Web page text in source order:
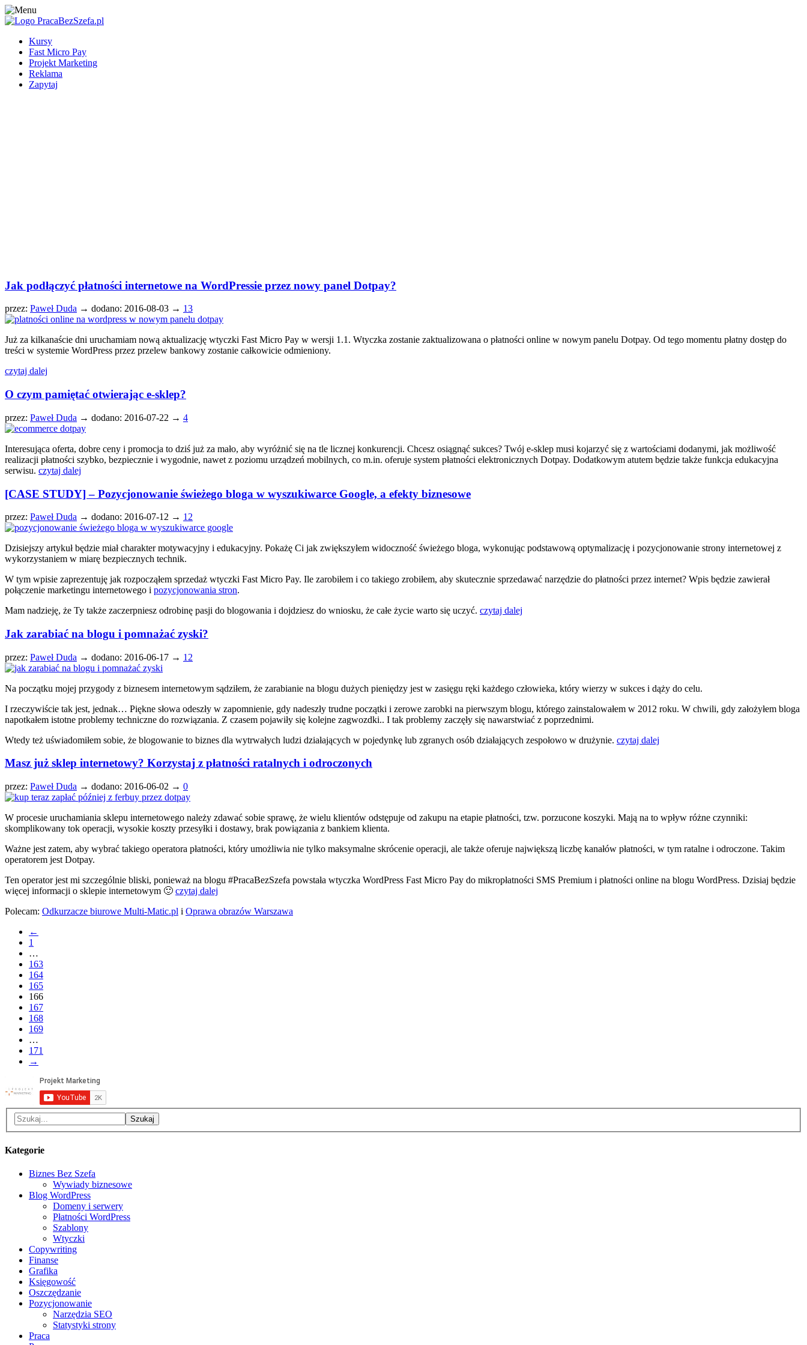
Kursy
Fast Micro Pay
Projekt Marketing
Reklama
Zapytaj
Jak podłączyć płatności internetowe na WordPressie przez nowy panel Dotpay?
przez: Paweł Duda → dodano: 2016-08-03 → 13
Już za kilkanaście dni uruchamiam nową aktualizację wtyczki Fast Micro Pay w wersji 1.1. Wtyczka zostanie zaktualizowana o płatności online w nowym panelu Dotpay. Od tego momentu płatny dostęp do
treści w systemie WordPress przez przelew bankowy zostanie całkowicie odmieniony.
czytaj dalej
O czym pamiętać otwierając e-sklep?
przez: Paweł Duda → dodano: 2016-07-22 → 4
Interesująca oferta, dobre ceny i promocja to dziś już za mało, aby wyróżnić się na tle licznej konkurencji. Chcesz osiągnąć sukces? Twój e-sklep musi kojarzyć się z wartościami dodanymi, jak możliwość
realizacji płatności szybko, bezpiecznie i wygodnie, nawet z poziomu urządzeń mobilnych, co m.in. oferuje system płatności elektronicznych Dotpay. Dodatkowym atutem będzie także funkcja edukacyjna
serwisu. czytaj dalej
[CASE STUDY] – Pozycjonowanie świeżego bloga w wyszukiwarce Google, a efekty biznesowe
przez: Paweł Duda → dodano: 2016-07-12 → 12
Dzisiejszy artykuł będzie miał charakter motywacyjny i edukacyjny. Pokażę Ci jak zwiększyłem widoczność świeżego bloga, wykonując podstawową optymalizację i pozycjonowanie strony internetowej z
wykorzystaniem w miarę bezpiecznych technik.
W tym wpisie zaprezentuję jak rozpocząłem sprzedaż wtyczki Fast Micro Pay. Ile zarobiłem i co takiego zrobiłem, aby skutecznie sprzedawać narzędzie do płatności przez internet? Wpis będzie zawierał
połączenie marketingu internetowego i pozycjonowania stron.
Mam nadzieję, że Ty także zaczerpniesz odrobinę pasji do blogowania i dojdziesz do wniosku, że całe życie warto się uczyć. czytaj dalej
Jak zarabiać na blogu i pomnażać zyski?
przez: Paweł Duda → dodano: 2016-06-17 → 12
Na początku mojej przygody z biznesem internetowym sądziłem, że zarabianie na blogu dużych pieniędzy jest w zasięgu ręki każdego człowieka, który wierzy w sukces i dąży do celu.
I rzeczywiście tak jest, jednak… Piękne słowa odeszły w zapomnienie, gdy nadeszły trudne początki i zerowe zarobki na pierwszym blogu, którego zainstalowałem w 2012 roku. W chwili, gdy założyłem bloga
napotkałem istotne problemy techniczne do rozwiązania. Z czasem pojawiły się kolejne zagwozdki.. I tak problemy zaczęły się nawarstwiać z poprzednimi.
Wtedy też uświadomiłem sobie, że blogowanie to biznes dla wytrwałych ludzi działających w pojedynkę lub zgranych osób działających zespołowo w drużynie. czytaj dalej
Masz już sklep internetowy? Korzystaj z płatności ratalnych i odroczonych
przez: Paweł Duda → dodano: 2016-06-02 → 0
W procesie uruchamiania sklepu internetowego należy zdawać sobie sprawę, że wielu klientów odstępuje od zakupu na etapie płatności, tzw. porzucone koszyki. Mają na to wpływ różne czynniki:
skomplikowany tok operacji, wysokie koszty przesyłki i dostawy, brak powiązania z bankiem klienta.
Ważne jest zatem, aby wybrać takiego operatora płatności, który umożliwia nie tylko maksymalne skrócenie operacji, ale także oferuje największą liczbę kanałów płatności, w tym ratalne i odroczone. Takim
operatorem jest Dotpay.
Ten operator jest mi szczególnie bliski, ponieważ na blogu #PracaBezSzefa powstała wtyczka WordPress Fast Micro Pay do mikropłatności SMS Premium i płatności online na blogu WordPress. Dzisiaj będzie
więcej informacji o sklepie internetowym 🙂 czytaj dalej
Polecam: Odkurzacze biurowe Multi-Matic.pl i Oprawa obrazów Warszawa
←
1
…
163
164
165
166
167
168
169
…
171
→
Kategorie
Biznes Bez Szefa
Wywiady biznesowe
Blog WordPress
Domeny i serwery
Płatności WordPress
Szablony
Wtyczki
Copywriting
Finanse
Grafika
Księgowość
Oszczędzanie
Pozycjonowanie
Narzędzia SEO
Statystyki strony
Praca